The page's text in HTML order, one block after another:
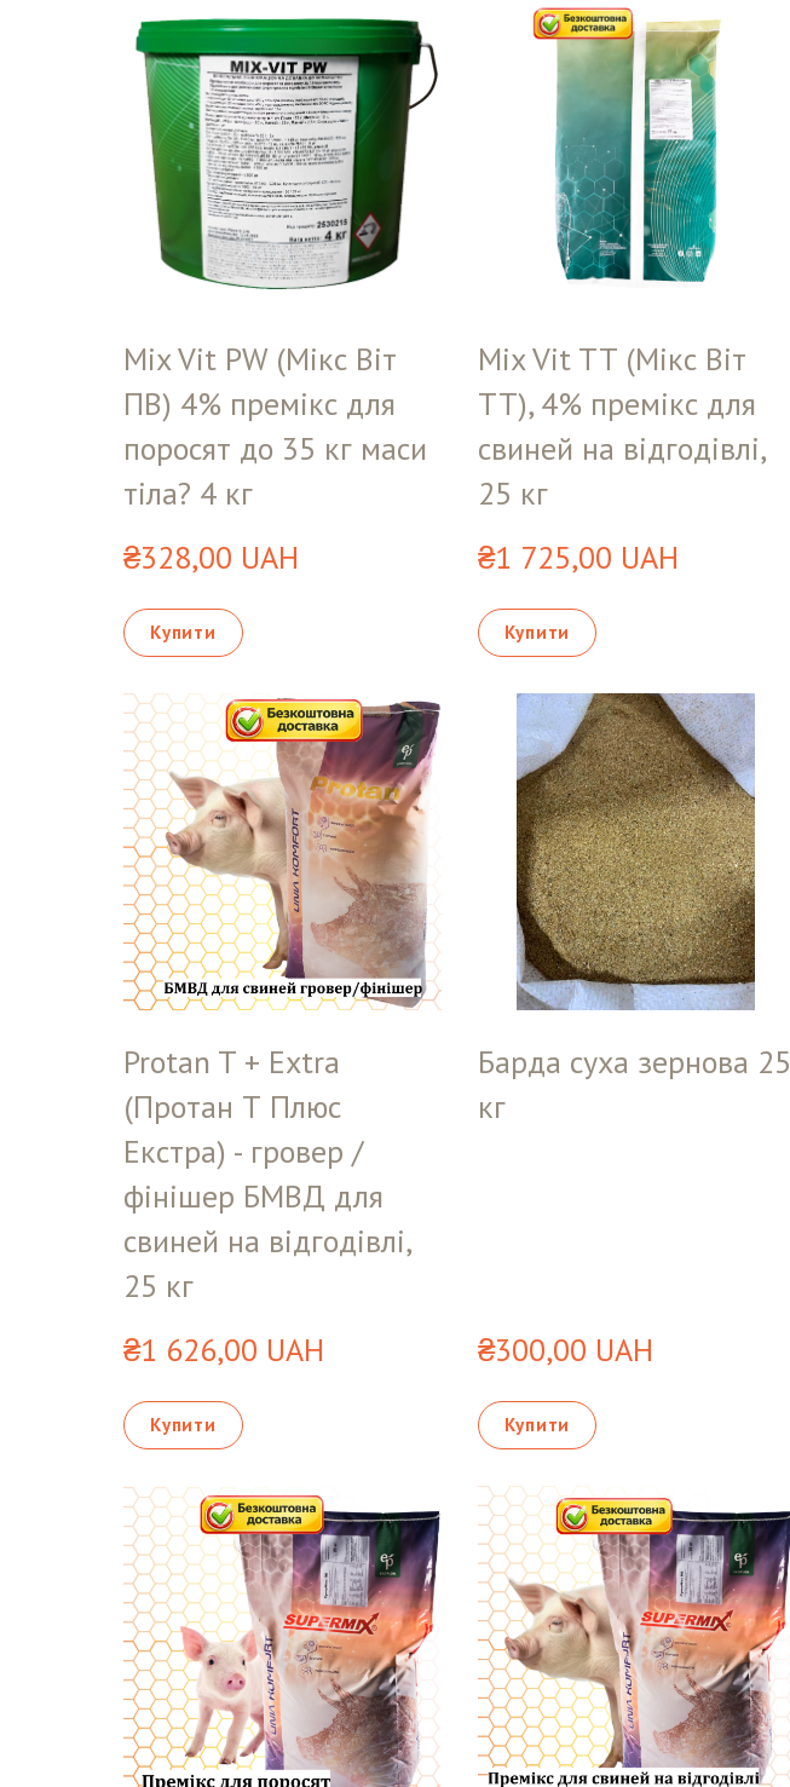
Mix Vit PW (Мікс Віт
ПВ) 4% премікс для
поросят до 35 кг маси
тіла? 4 кг
₴328,00 UAH
Купити
Mix Vit TT (Мікс Віт
ТТ), 4% премікс для
свиней на відгодівлі,
25 кг
₴1 725,00 UAH
Купити
Protan T + Extra
(Протан Т Плюс
Екстра) - гровер /
фінішер БМВД для
свиней на відгодівлі,
25 кг
₴1 626,00 UAH
Купити
Барда суха зернова 25
кг
₴300,00 UAH
Купити